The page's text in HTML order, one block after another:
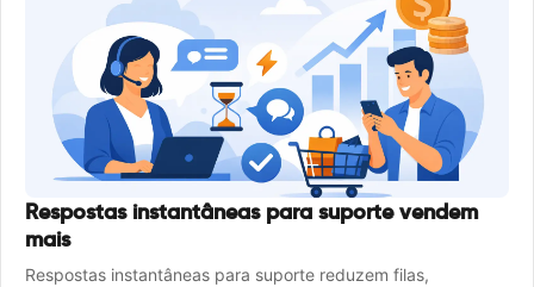
Respostas instantâneas para suporte vendem
mais
Respostas instantâneas para suporte reduzem filas,